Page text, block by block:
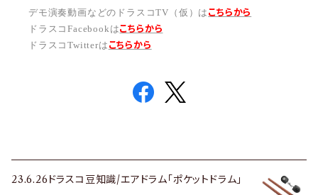
デモ演奏動画などのドラスコTV（仮）は こちらから
ドラスコFacebookはこちらから
ドラスコTwitterは こちらから
23.6.26ドラスコ豆知識/エアドラム「ポケットドラム」